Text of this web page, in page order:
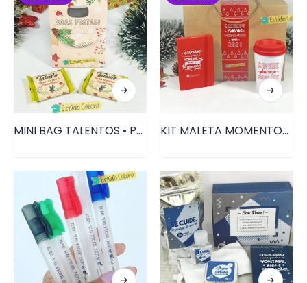
MINI BAG TALENTOS • PRD116 KIT MALETA MOMENTOS • PRD117